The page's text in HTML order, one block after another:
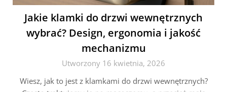
Jakie klamki do drzwi wewnętrznych
wybrać? Design, ergonomia i jakość
mechanizmu
Utworzony 16 kwietnia, 2026
Wiesz, jak to jest z klamkami do drzwi wewnętrznych?